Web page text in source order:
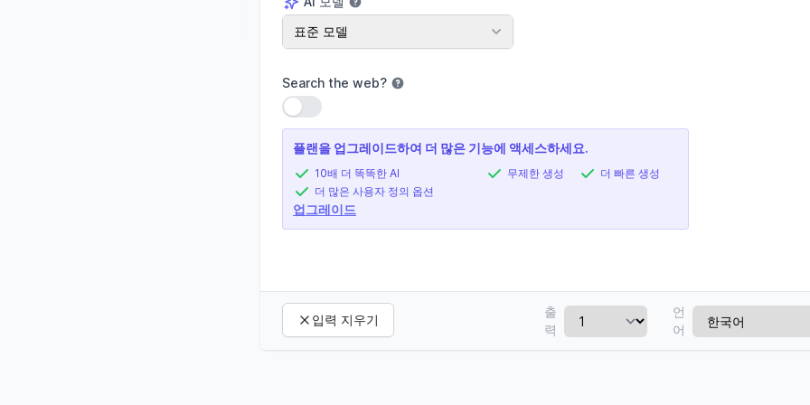
AI 모델
표준 모델
Search the web?
설정 사용
플랜을 업그레이드하여 더 많은 기능에 액세스하세요.
10배 더 똑똑한 AI
더 많은 사용자 정의 옵션
무제한 생성 더 빠른 생성
업그레이드
입력 지우기
출
력
언
어